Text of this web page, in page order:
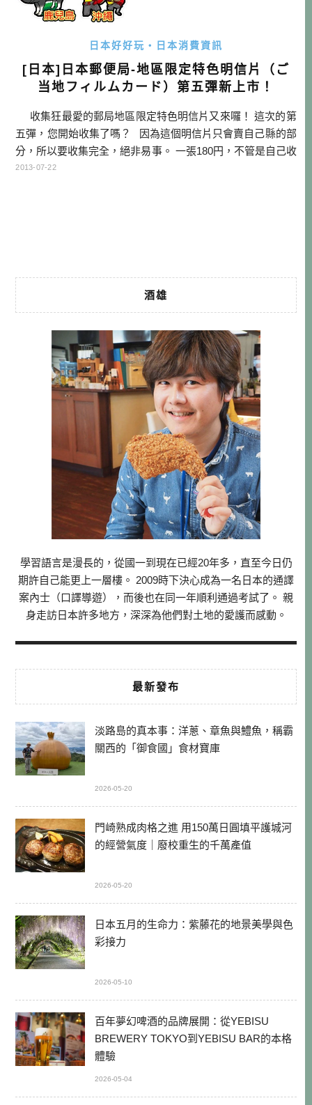
日本好好玩・日本消費資訊
[日本]日本郵便局-地區限定特色明信片（ご
当地フィルムカード）第五彈新上市！
收集狂最愛的郵局地區限定特色明信片又來囉！ 這次的第
五彈，您開始收集了嗎？ 因為這個明信片只會賣自己縣的部
分，所以要收集完全，絕非易事。 一張180円，不管是自己收
集，還是送人當伴手禮，都是不錯的選擇！ 那馬上就來看看
2013-07-22
酒雄
學習語言是漫長的，從國一到現在已經20年多，直至今日仍
期許自己能更上一層樓。 2009時下決心成為一名日本的通譯
案內士（口譯導遊），而後也在同一年順利通過考試了。 親
身走訪日本許多地方，深深為他們對土地的愛護而感動。
最新發布
淡路島的真本事：洋蔥、章魚與鱧魚，稱霸
關西的「御食國」食材寶庫
2026-05-20
門崎熟成肉格之進 用150萬日圓填平護城河
的經營氣度｜廢校重生的千萬產值
2026-05-20
日本五月的生命力：紫藤花的地景美學與色
彩接力
2026-05-10
百年夢幻啤酒的品牌展開：從YEBISU
BREWERY TOKYO到YEBISU BAR的本格
體驗
2026-05-04